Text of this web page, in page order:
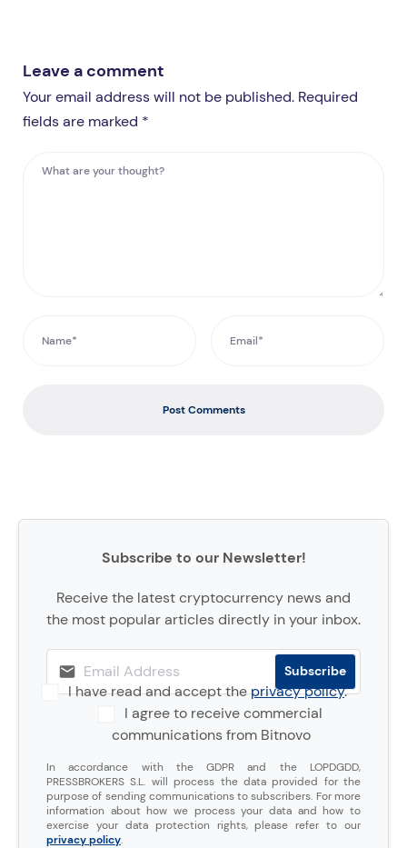
Leave a comment
Your email address will not be published. Required
fields are marked *
Post Comments
Subscribe to our Newsletter!
Receive the latest cryptocurrency news and
the most popular articles directly in your inbox.
I have read and accept theprivacy policy.
I agree to receive commercial
communications from Bitnovo
In accordance with the GDPR and the LOPDGDD,
PRESSBROKERS S.L. will process the data provided for the
purpose of sending communications to subscribers. For more
information about how we process your data and how to
exercise your data protection rights, please refer to our
privacy policy.